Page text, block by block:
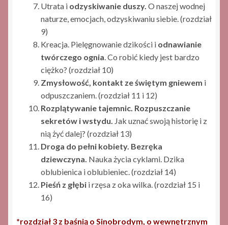
Utrata i odzyskiwanie duszy. O naszej wodnej
naturze, emocjach, odzyskiwaniu siebie. (rozdział
9)
Kreacja. Pielęgnowanie dzikości i odnawianie
twórczego ognia . Co robić kiedy jest bardzo
ciężko? (rozdział 10)
Zmysłowość, kontakt ze świętym gniewem i
odpuszczaniem. (rozdział 11 i 12)
Rozplątywanie tajemnic. Rozpuszczanie
sekretów i wstydu. Jak uznać swoją historię i z
nią żyć dalej? (rozdział 13)
Droga do pełni kobiety. Bezręka
dziewczyna. Nauka życia cyklami. Dzika
oblubienica i oblubieniec. (rozdział 14)
Pieśń z głębi i rzęsa z oka wilka. (rozdział 15 i
16)
*rozdział 3 z baśnią o Sinobrodym, o wewnętrznym